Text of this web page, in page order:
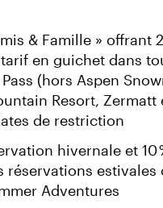
& Famille » offrant
en guichet dans
(hors Aspen
Resort, Zermatt
de restriction
hivernale et 10
réservations estivales
Adventures